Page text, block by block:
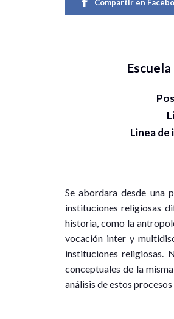
Compartir en
Linea de
Se abordara desde una
instituciones religiosas
historia, como la
vocación inter y
instituciones religiosas.
conceptuales de la
análisis de estos